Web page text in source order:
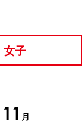
女子
11 月